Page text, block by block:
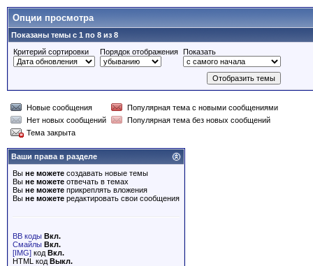
Опции просмотра
Показаны темы с 1 по 8 из 8
Критерий сортировки
Порядок отображения Показать
Новые сообщения
Популярная тема с новыми сообщениями
Нет новых сообщений
Популярная тема без новых сообщений
Тема закрыта
Ваши права в разделе
Вы не можете создавать новые темы
Вы не можете отвечать в темах
Вы не можете прикреплять вложения
Вы не можете редактировать свои сообщения
BB коды Вкл.
Смайлы Вкл.
[IMG] код Вкл.
HTML код Выкл.